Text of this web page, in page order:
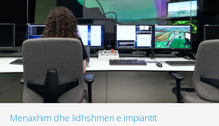
Menaxhim dhe lidhshmëri e impiantit